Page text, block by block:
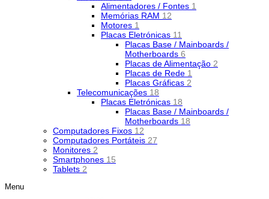
Alimentadores / Fontes 1
Memórias RAM 12
Motores 1
Placas Eletrónicas 11
Placas Base / Mainboards /
Motherboards 6
Placas de Alimentação 2
Placas de Rede 1
Placas Gráficas 2
Telecomunicações 18
Placas Eletrónicas 18
Placas Base / Mainboards /
Motherboards 18
Computadores Fixos 12
Computadores Portáteis 27
Monitores 2
Smartphones 15
Tablets 2
Menu